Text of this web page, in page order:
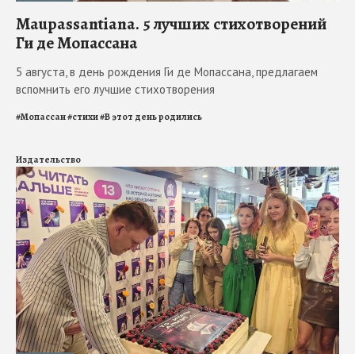
Maupassantiana. 5 лучших стихотворений
Ги де Мопассана
5 августа, в день рождения Ги де Мопассана, предлагаем
вспомнить его лучшие стихотворения
#Мопассан#стихи#В этот день родились
Издательство